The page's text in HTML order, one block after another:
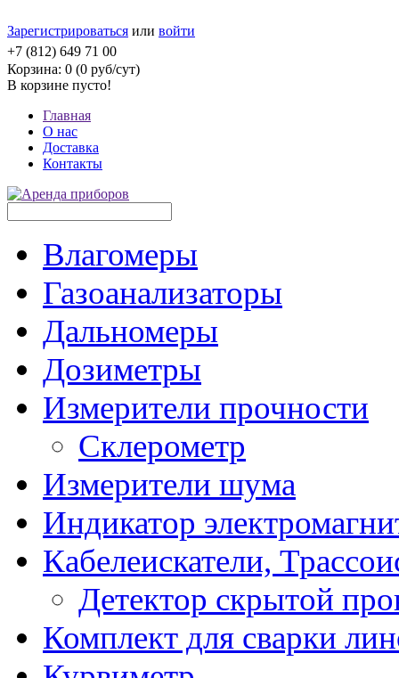
Зарегистрироваться или войти
+7 (812) 649 71 00
Корзина: 0 (0 руб/сут)
В корзине пусто!
Главная
О нас
Доставка
Контакты
Влагомеры
Газоанализаторы
Дальномеры
Дозиметры
Измерители прочности
Склерометр
Измерители шума
Индикатор
Кабелеискатели,
Детектор скрытой
Комплект для сварки